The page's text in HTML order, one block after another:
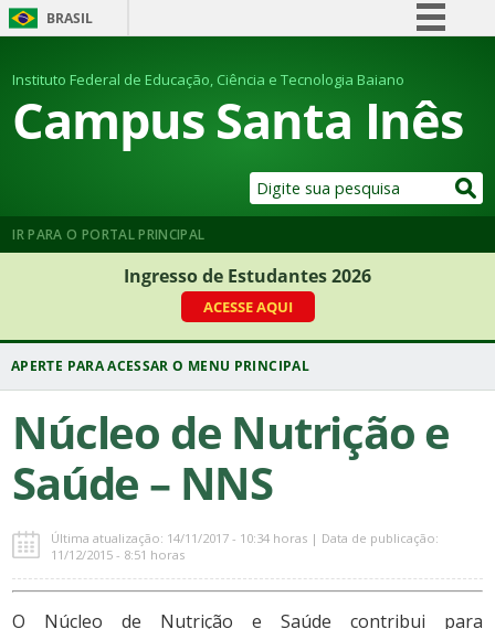
BRASIL
Comunica BR
Participe
Legislação
Instituto Federal de Educação, Ciência e Tecnologia Baiano
Campus Santa Inês
IR PARA O PORTAL PRINCIPAL
Ingresso de Estudantes 2026
ACESSE AQUI
Núcleo de Nutrição e
Saúde – NNS
Última atualização: 14/11/2017 - 10:34 horas | Data de publicação:
11/12/2015 - 8:51 horas
O Núcleo de Nutrição e Saúde contribui para